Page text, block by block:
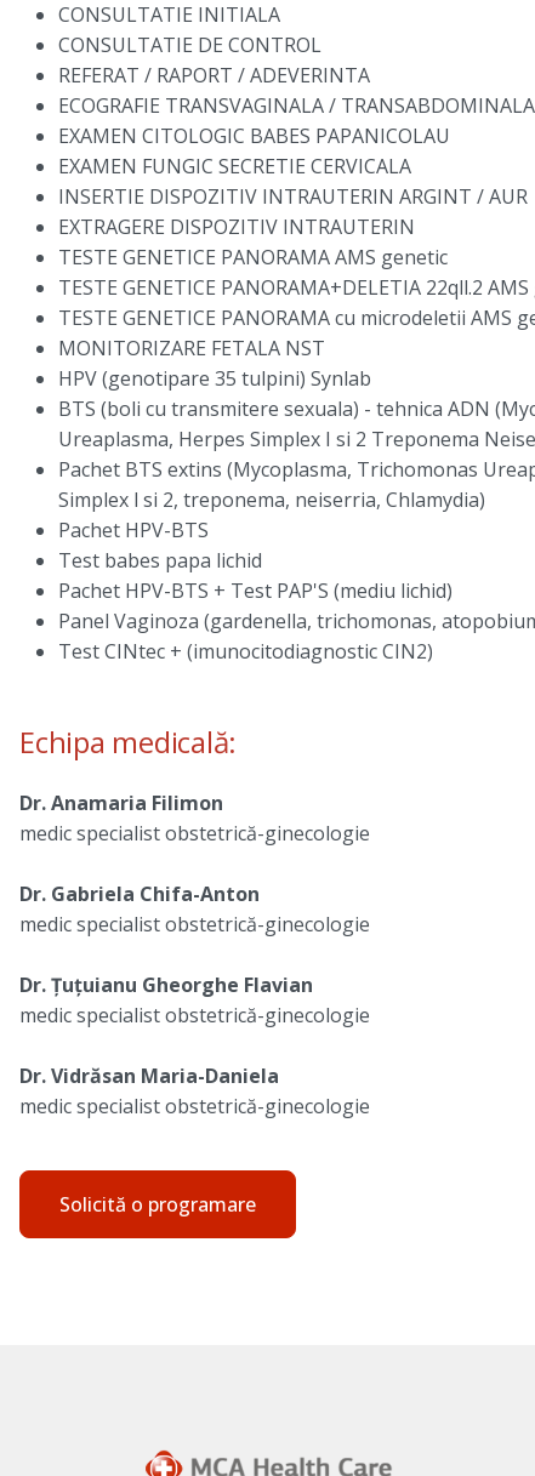
CONSULTATIE INITIALA
CONSULTATIE DE CONTROL
REFERAT / RAPORT / ADEVERINTA
ECOGRAFIE TRANSVAGINALA / TRANSABDOMINALA
EXAMEN CITOLOGIC BABES PAPANICOLAU
EXAMEN FUNGIC SECRETIE CERVICALA
INSERTIE DISPOZITIV INTRAUTERIN ARGINT / AUR
EXTRAGERE DISPOZITIV INTRAUTERIN
TESTE GENETICE PANORAMA AMS genetic
TESTE GENETICE PANORAMA+DELETIA 22qll.2
TESTE GENETICE PANORAMA cu microdeletii AMS
MONITORIZARE FETALA NST
HPV (genotipare 35 tulpini) Synlab
BTS (boli cu transmitere sexuala) - tehnica ADN
Ureaplasma, Herpes Simplex I si 2 Treponema
Pachet BTS extins (Mycoplasma, Trichomonas
Simplex l si 2, treponema, neiserria, Chlamydia)
Pachet HPV-BTS
Test babes papa lichid
Pachet HPV-BTS + Test PAP'S (mediu lichid)
Panel Vaginoza (gardenella, trichomonas,
Test CINtec + (imunocitodiagnostic CIN2)
Echipa medicală:
Dr. Anamaria Filimon
medic specialist obstetrică-ginecologie
Dr. Gabriela Chifa-Anton
medic specialist obstetrică-ginecologie
Dr. Țuțuianu Gheorghe Flavian
medic specialist obstetrică-ginecologie
Dr. Vidrăsan Maria-Daniela
medic specialist obstetrică-ginecologie
Solicită o programare